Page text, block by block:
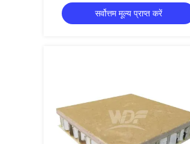
सर्वोत्तम मूल्य प्राप्त करें